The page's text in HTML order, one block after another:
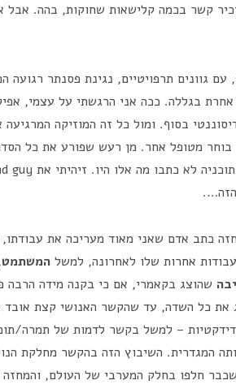
קשר בכמה קלישאות שחוקות, בהה. אבל
גוונים תרפויטיים, נגינת פסנתר רגועה
אחרת בגללה. ככה אני הרגשתי על עצמי,
בסוף. ומול כל זה המוזיקה המרגיעה
מטופל אחר. מן רעש שפורע את כל
כתב אדם שאני מאוד מעריכה את עבודתו,
אחרות שלו לאחרונה, למשל המשתמט
שהוצג בקאמרי, אם כי בקנה מידה הרבה
את כל השדה, עד שהקשר האנושי קצת אובד
– למשל בקשר לדמות של תמרה/
המגדרית. השיבוץ הזה בהקשר מחלקת
חלפו בחלק המערבי של העולם, והמחזה